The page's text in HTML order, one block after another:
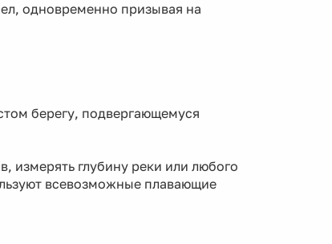
одновременно призывая на
берегу, подвергающемуся
измерять глубину реки или любого
всевозможные плавающие